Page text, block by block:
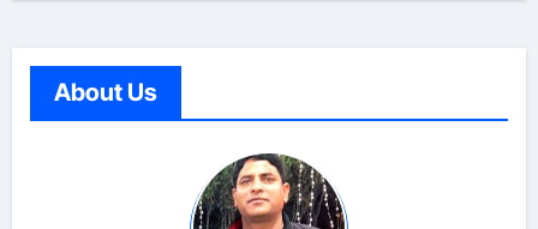
About Us